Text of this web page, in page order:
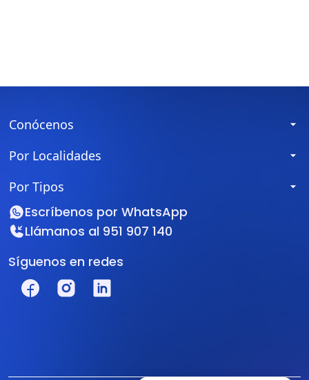
Conócenos
Por Localidades
Por Tipos
Escríbenos por WhatsApp
Llámanos al 951 907 140
Síguenos en redes